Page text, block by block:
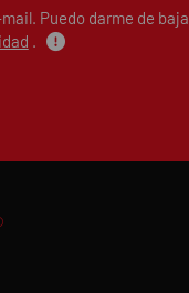
Puedo darme de baja
.